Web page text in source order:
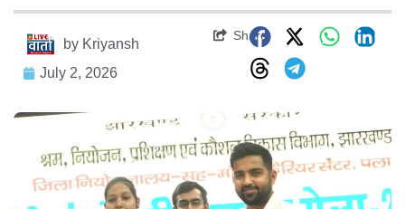
by Kriyansh
July 2, 2026
Share